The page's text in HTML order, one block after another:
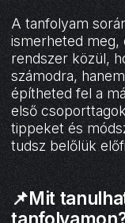
A tanfolyam
ismerheted meg,
rendszer közül,
számodra,
építheted fel a
első
tippeket és
tudsz belőlük
📌Mit